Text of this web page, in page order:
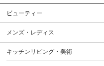
ビューティー
メンズ・レディス
キッチンリビング・美術